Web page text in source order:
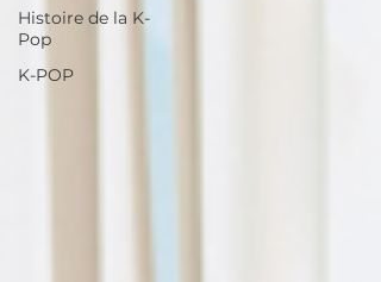
Histoire de la K-
Pop
K-POP